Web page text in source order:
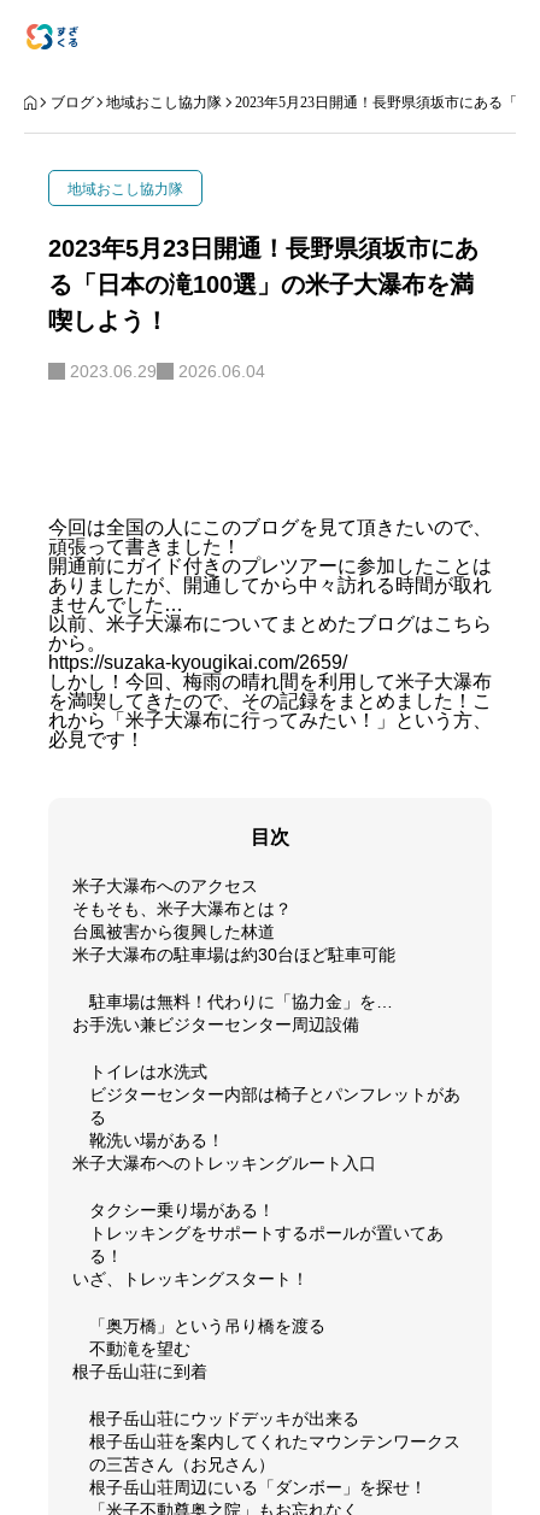
アバウト
ナリワイ
プライバシーポリシー
ブログ 地域おこし協力隊 2023年5月23日開通！長野県須坂市にある「
地域おこし協力隊
2023年5月23日開通！長野県須坂市にあ
る「日本の滝100選」の米子大瀑布を満
喫しよう！
2023.06.29 2026.06.04
今回は全国の人にこのブログを見て頂きたいので、
頑張って書きました！
開通前にガイド付きのプレツアーに参加したことは
ありましたが、開通してから中々訪れる時間が取れ
ませんでした…
以前、米子大瀑布についてまとめたブログはこちら
から。
https://suzaka-kyougikai.com/2659/
しかし！今回、梅雨の晴れ間を利用して米子大瀑布
を満喫してきたので、その記録をまとめました！こ
れから「米子大瀑布に行ってみたい！」という方、
必見です！
目次
米子大瀑布へのアクセス
そもそも、米子大瀑布とは？
台風被害から復興した林道
米子大瀑布の駐車場は約30台ほど駐車可能
駐車場は無料！代わりに「協力金」を…
お手洗い兼ビジターセンター周辺設備
トイレは水洗式
ビジターセンター内部は椅子とパンフレットがあ
る
靴洗い場がある！
米子大瀑布へのトレッキングルート入口
タクシー乗り場がある！
トレッキングをサポートするポールが置いてあ
る！
いざ、トレッキングスタート！
「奥万橋」という吊り橋を渡る
不動滝を望む
根子岳山荘に到着
根子岳山荘にウッドデッキが出来る
根子岳山荘を案内してくれたマウンテンワークス
の三苫さん（お兄さん）
根子岳山荘周辺にいる「ダンボー」を探せ！
「米子不動尊奥之院」もお忘れなく